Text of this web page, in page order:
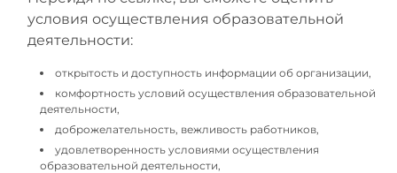
условия осуществления образовательной
деятельности:
открытость и доступность информации об организации,
комфортность условий осуществления образовательной
деятельности,
доброжелательность, вежливость работников,
удовлетворенность условиями осуществления
образовательной деятельности,